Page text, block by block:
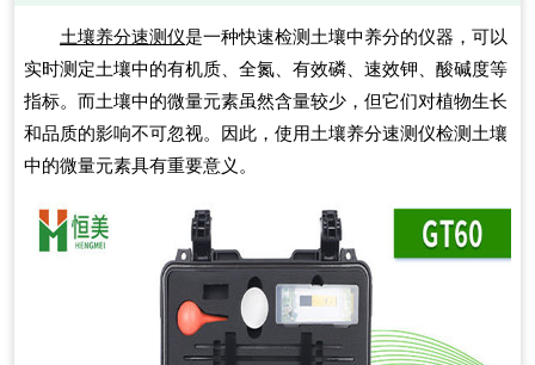
土壤养分速测仪是一种快速检测土壤中养分的仪器，可以
实时测定土壤中的有机质、全氮、有效磷、速效钾、酸碱度等
指标。而土壤中的微量元素虽然含量较少，但它们对植物生长
和品质的影响不可忽视。因此，使用土壤养分速测仪检测土壤
中的微量元素具有重要意义。